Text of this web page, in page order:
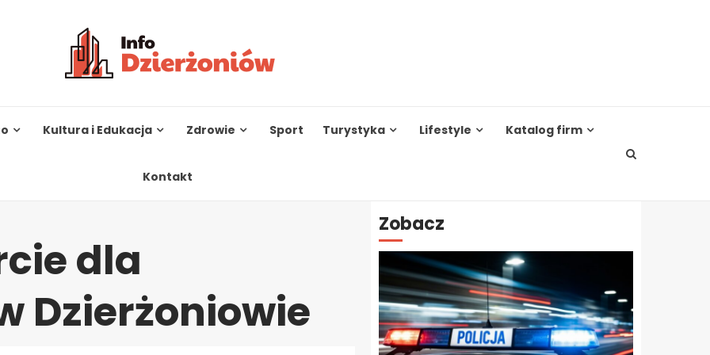
Kultura i Edukacja Zdrowie Sport Turystyka Lifestyle Katalog firm
Kontakt
dla
Dzierżoniowie
Zobacz